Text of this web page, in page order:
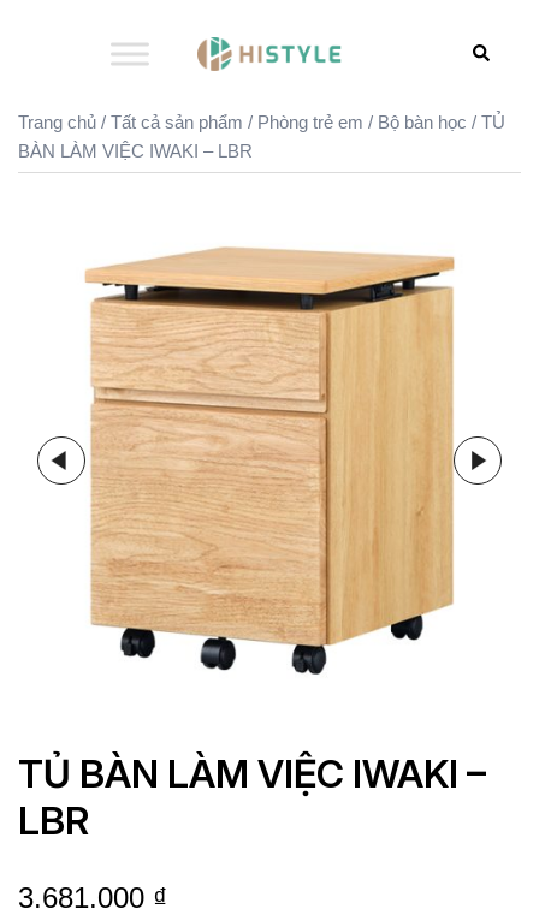
Search
Trang chủ / Tất cả sản phẩm / Phòng trẻ em / Bộ bàn học / TỦ
BÀN LÀM VIỆC IWAKI – LBR
TỦ BÀN LÀM VIỆC IWAKI –
LBR
3.681.000 ₫